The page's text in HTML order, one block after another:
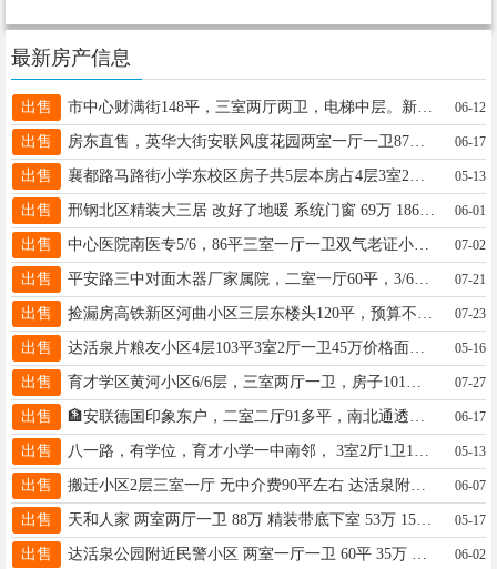
最新房产信息
出售 市中心财满街148平，三室两厅两卫，电梯中层。新装修，售价78万，联系电话18730981786。 06-12
出售 房东直售，英华大街安联风度花园两室一厅一卫87平方，高层中间楼层，地下室17平，南北通透，53万。18131908098 06-17
出售 05-13
出售 邢钢北区精装大三居 改好了地暖 系统门窗 69万 18631993598 06-01
出售 中心医院南医专5/6，86平三室一厅一卫双气老证小房公共停车位35万13730552960 查看图片 07-02
出售 平安路三中对面木器厂家属院，二室一厅60平，3/6层，双气带地下室三中学区房，售价31万，电话13171759991 07-21
出售 07-23
出售 05-16
出售 07-27
出售 06-17
出售 05-13
出售 搬迁小区2层三室一厅 无中介费90平左右 达活泉附近 46万13933724978 06-07
出售 天和人家 两室两厅一卫 88万 精装带底下室 53万 15732939002 05-17
出售 06-02